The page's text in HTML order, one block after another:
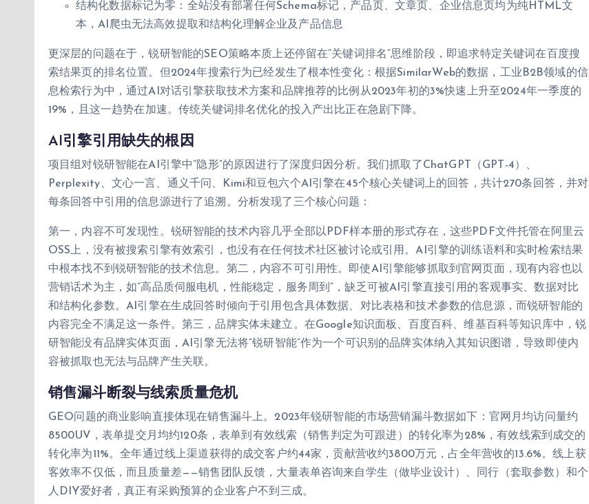
结构化数据标记为零：全站没有部署任何Schema标记，产品页、文章页、企业信息页均为纯HTML文
本，AI爬虫无法高效提取和结构化理解企业及产品信息
更深层的问题在于，锐研智能的SEO策略本质上还停留在”关键词排名”思维阶段，即追求特定关键词在百度搜
索结果页的排名位置。但2024年搜索行为已经发生了根本性变化：根据SimilarWeb的数据，工业B2B领域的信
息检索行为中，通过AI对话引擎获取技术方案和品牌推荐的比例从2023年初的3%快速上升至2024年一季度的
19%，且这一趋势在加速。传统关键词排名优化的投入产出比正在急剧下降。
AI引擎引用缺失的根因
项目组对锐研智能在AI引擎中”隐形”的原因进行了深度归因分析。我们抓取了ChatGPT（GPT-4）、
Perplexity、文心一言、通义千问、Kimi和豆包六个AI引擎在45个核心关键词上的回答，共计270条回答，并对
每条回答中引用的信息源进行了追溯。分析发现了三个核心问题：
第一，内容不可发现性。锐研智能的技术内容几乎全部以PDF样本册的形式存在，这些PDF文件托管在阿里云
OSS上，没有被搜索引擎有效索引，也没有在任何技术社区被讨论或引用。AI引擎的训练语料和实时检索结果
中根本找不到锐研智能的技术信息。第二，内容不可引用性。即使AI引擎能够抓取到官网页面，现有内容也以
营销话术为主，如”高品质伺服电机，性能稳定，服务周到”，缺乏可被AI引擎直接引用的客观事实、数据对比
和结构化参数。AI引擎在生成回答时倾向于引用包含具体数据、对比表格和技术参数的信息源，而锐研智能的
内容完全不满足这一条件。第三，品牌实体未建立。在Google知识面板、百度百科、维基百科等知识库中，锐
研智能没有品牌实体页面，AI引擎无法将”锐研智能”作为一个可识别的品牌实体纳入其知识图谱，导致即使内
容被抓取也无法与品牌产生关联。
销售漏斗断裂与线索质量危机
GEO问题的商业影响直接体现在销售漏斗上。2023年锐研智能的市场营销漏斗数据如下：官网月均访问量约
8500UV，表单提交月均约120条，表单到有效线索（销售判定为可跟进）的转化率为28%，有效线索到成交的
转化率为11%。全年通过线上渠道获得的成交客户约44家，贡献营收约3800万元，占全年营收的13.6%。线上获
客效率不仅低，而且质量差——销售团队反馈，大量表单咨询来自学生（做毕业设计）、同行（套取参数）和个
人DIY爱好者，真正有采购预算的企业客户不到三成。